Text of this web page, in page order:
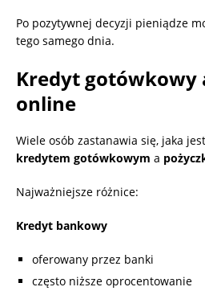
Po pozytywnej decyzji pieniądze
tego samego dnia.
Kredyt gotówkowy
online
Wiele osób zastanawia się, jaka
kredytem gotówkowym a
Najważniejsze różnice:
Kredyt bankowy
oferowany przez banki
często niższe oprocentowanie